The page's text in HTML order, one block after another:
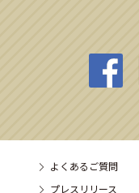
よくあるご質問
プレスリリース